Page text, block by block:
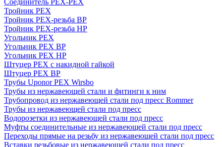
Тройник PEX
Тройник PEX-резьба ВР
Тройник PEX-резьба НР
Угольник PEX
Угольник PEX ВР
Угольник PEX НР
Штуцер PEX c накидной гайкой
Штуцер PEX ВР
Трубы Uponor PEX Wirsbo
Трубы из нержавеющей стали и фитинги к ним
Трубопровод из нержавеющей стали под пресс Rommer
Трубы из нержавеющей стали под пресс
Водорозетки из нержавеющей стали под пресс
Муфты соединительные из нержавеющей стали под пресс
Переходы прямые на резьбу из нержавеющей стали под пресс
Вставки резьбовые из нержавеющей стали под пресс